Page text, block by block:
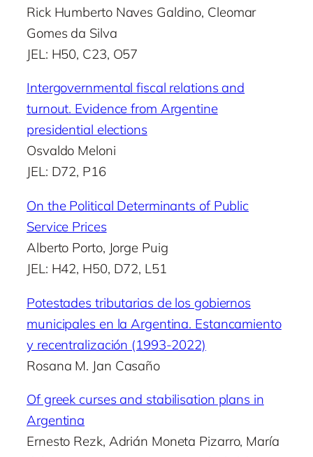
Rick Humberto Naves Galdino, Cleomar
Gomes da Silva
JEL: H50, C23, O57
Intergovernmental fiscal relations and
turnout. Evidence from Argentine
presidential elections
Osvaldo Meloni
JEL: D72, P16
On the Political Determinants of Public
Service Prices
Alberto Porto, Jorge Puig
JEL: H42, H50, D72, L51
Potestades tributarias de los gobiernos
municipales en la Argentina. Estancamiento
y recentralización (1993-2022)
Rosana M. Jan Casaño
Of greek curses and stabilisation plans in
Argentina
Ernesto Rezk, Adrián Moneta Pizarro, María